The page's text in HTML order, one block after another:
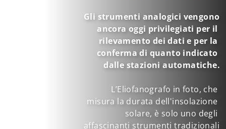
Gli strumenti analogici vengono
ancora oggi privilegiati per il
rilevamento dei dati e per la
conferma di quanto indicato
dalle stazioni automatiche.
L’Eliofanografo in foto, che
misura la durata dell'insolazione
solare, è solo uno degli
affascinanti strumenti tradizionali